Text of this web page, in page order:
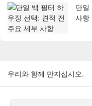
단일
사항
우리와 함께 만지십시오.